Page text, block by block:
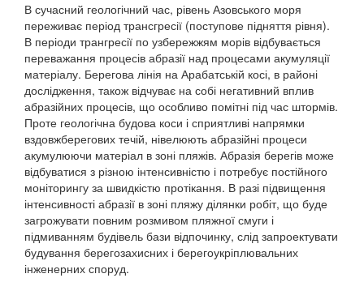
В сучасний геологічний час, рівень Азовського моря
переживає період трансгресії (поступове підняття рівня).
В періоди трангресії по узбережжям морів відбувається
переважання процесів абразії над процесами акумуляції
матеріалу. Берегова лінія на Арабатській косі, в районі
дослідження, також відчуває на собі негативний вплив
абразійних процесів, що особливо помітні під час штормів.
Проте геологічна будова коси і сприятливі напрямки
вздовжберегових течій, нівелюють абразійні процеси
акумулюючи матеріал в зоні пляжів. Абразія берегів може
відбуватися з різною інтенсивністю і потребує постійного
моніторингу за швидкістю протікання. В разі підвищення
інтенсивності абразії в зоні пляжу ділянки робіт, що буде
загрожувати повним розмивом пляжної смуги і
підмиванням будівель бази відпочинку, слід запроектувати
будування берегозахисних і берегоукріплювальних
інженерних споруд.